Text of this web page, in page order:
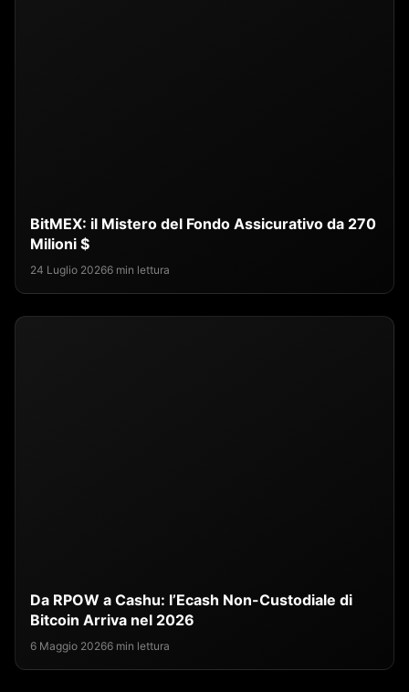
BitMEX: il Mistero del Fondo Assicurativo da 270
Milioni $
24 Luglio 20266 min lettura
Da RPOW a Cashu: l’Ecash Non-Custodiale di
Bitcoin Arriva nel 2026
6 Maggio 20266 min lettura